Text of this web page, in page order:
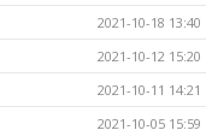
2021-10-18 13:40
2021-10-12 15:20
2021-10-11 14:21
2021-10-05 15:59